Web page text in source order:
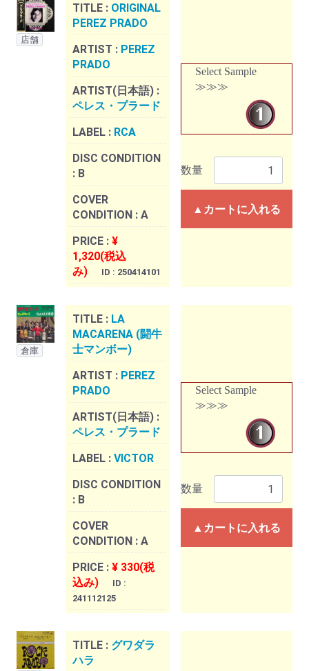
店舗
TITLE : ORIGINAL
PEREZ PRADO
ARTIST : PEREZ
PRADO
ARTIST(日本語) :
ペレス・プラード
LABEL : RCA
DISC CONDITION
: B
COVER
CONDITION : A
PRICE : ¥
1,320(税込
み)
ID : 250414101
Select Sample
≫≫≫
数量
▲カートに入れる
倉庫
TITLE : LA
MACARENA (闘牛
士マンボー)
ARTIST : PEREZ
PRADO
ARTIST(日本語) :
ペレス・プラード
LABEL : VICTOR
DISC CONDITION
: B
COVER
CONDITION : A
PRICE : ¥ 330(税
込み)
ID :
241112125
Select Sample
≫≫≫
数量
▲カートに入れる
TITLE : グワダラ
ハラ